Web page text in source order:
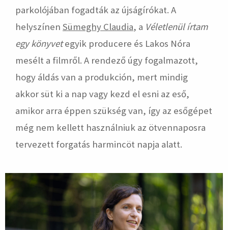
parkolójában fogadták az újságírókat. A
helyszínen Sümeghy Claudia, a Véletlenül írtam
egy könyvetegyik producere és Lakos Nóra
mesélt a filmről. A rendező úgy fogalmazott,
hogy áldás van a produkción, mert mindig
akkor süt ki a nap vagy kezd el esni az eső,
amikor arra éppen szükség van, így az esőgépet
még nem kellett használniuk az ötvennaposra
tervezett forgatás harmincöt napja alatt.